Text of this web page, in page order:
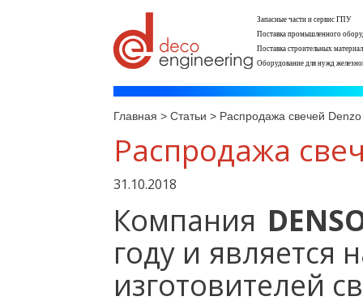
Запасные части и сервис ГПУ
Поставка промышленного
Поставка строительных
Оборудование для нужд
Главная > Статьи > Распродажа свечей
Распродажа
31.10.2018
Компания
году и
изготовителей